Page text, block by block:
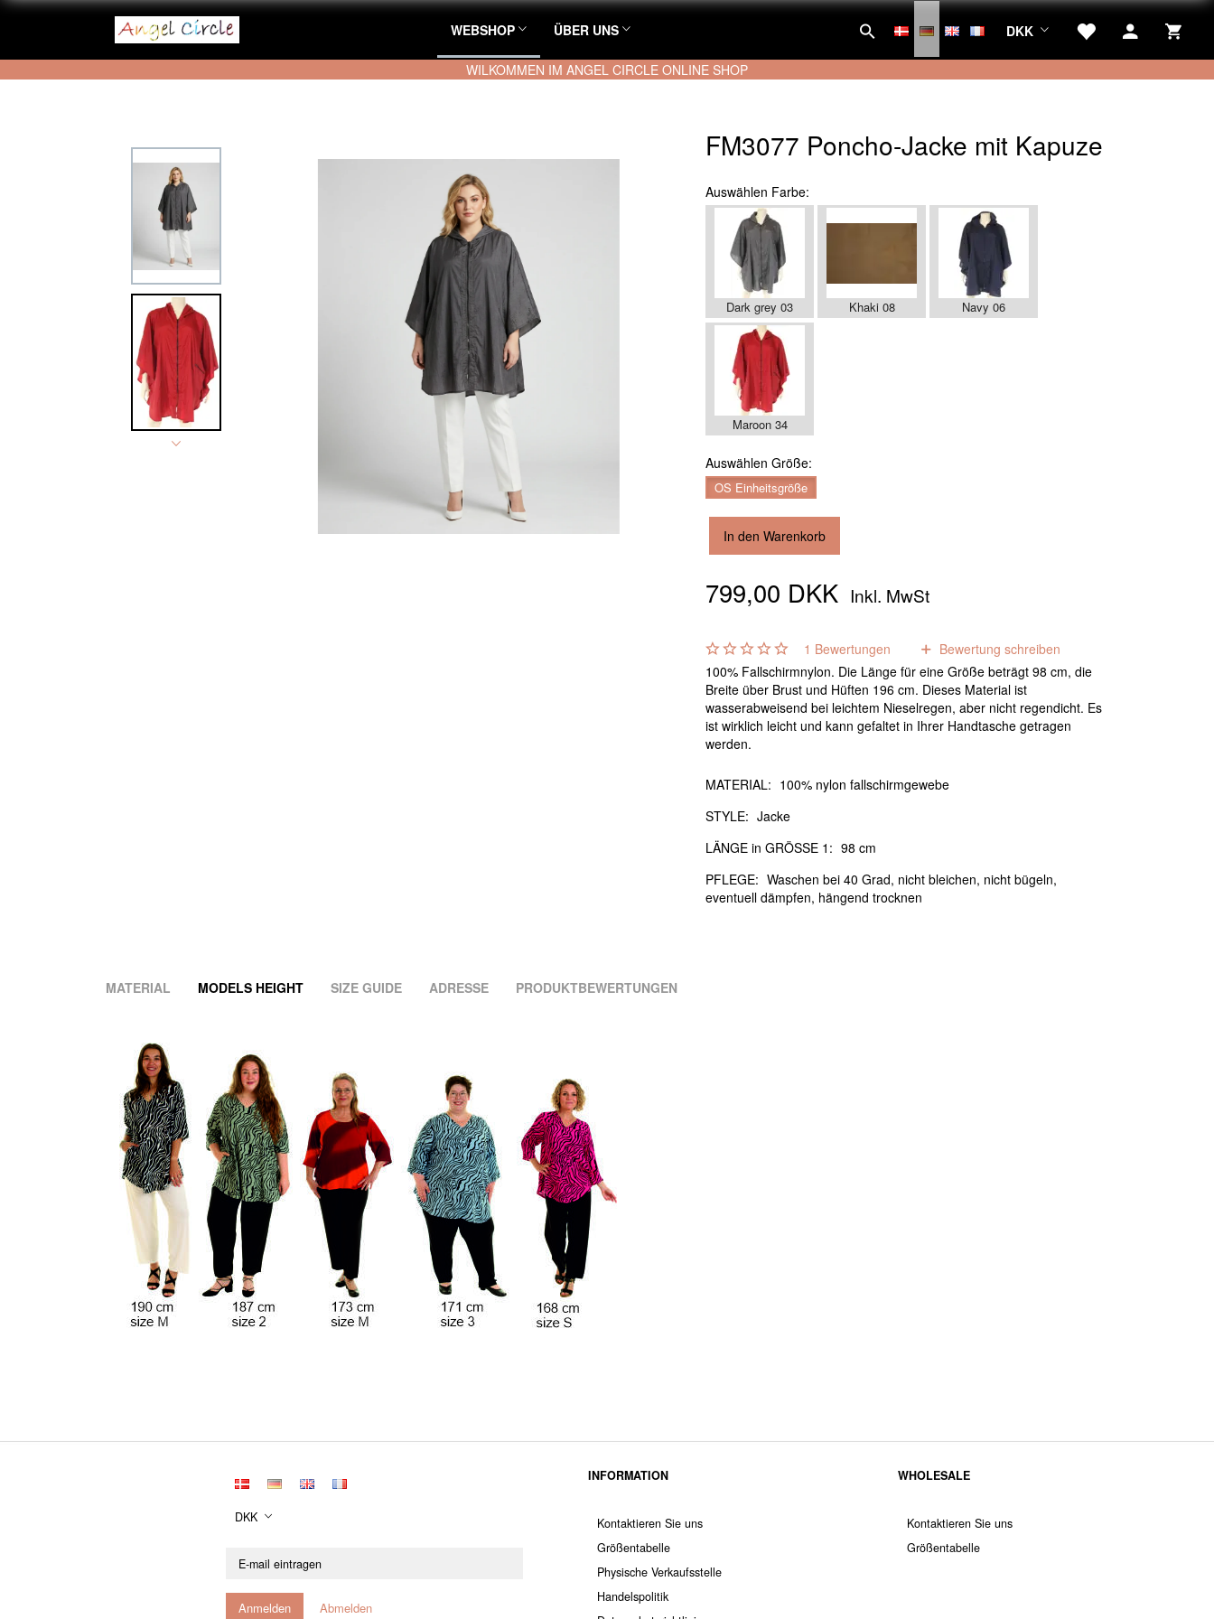
WEBSHOP ÜBER UNS DKK
WILKOMMEN IM ANGEL CIRCLE ONLINE SHOP
FM3077 Poncho-Jacke mit Kapuze
Auswählen Farbe:
Dark grey 03 Khaki 08 Navy 06
Maroon 34
Auswählen Größe:
OS Einheitsgröße
In den Warenkorb
799,00 DKK Inkl. MwSt
1 Bewertungen
Bewertung schreiben
100% Fallschirmnylon. Die Länge für eine Größe beträgt 98 cm, die
Breite über Brust und Hüften 196 cm. Dieses Material ist
wasserabweisend bei leichtem Nieselregen, aber nicht regendicht. Es
ist wirklich leicht und kann gefaltet in Ihrer Handtasche getragen
werden.
MATERIAL: 100% nylon fallschirmgewebe
STYLE: Jacke
LÄNGE in GRÖSSE 1: 98 cm
PFLEGE: Waschen bei 40 Grad, nicht bleichen, nicht bügeln,
eventuell dämpfen, hängend trocknen
MATERIAL MODELS HEIGHT SIZE GUIDE ADRESSE PRODUKTBEWERTUNGEN
DKK
mail
Anmelden Abmelden
INFORMATION
Kontaktieren Sie uns
Größentabelle
Physische Verkaufsstelle
Handelspolitik
WHOLESALE
Kontaktieren Sie uns
Größentabelle